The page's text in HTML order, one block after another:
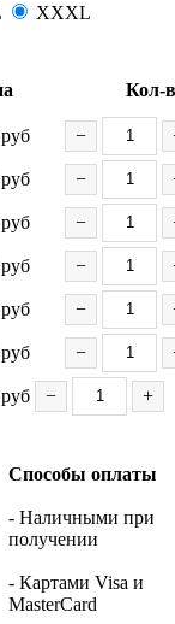
XXXL
Кол-
руб −
руб −
руб −
руб −
руб −
руб −
руб − +
Способы оплаты
- Наличными при
получении
- Картами Visa и
MasterCard